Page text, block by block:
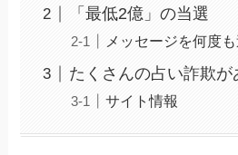
「最低2億」の当選
メッセージを何度
たくさんの占い詐欺が
サイト情報